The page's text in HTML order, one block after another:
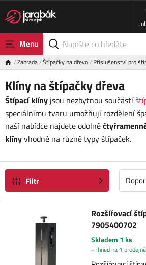
Menu
Zahrada Štípačky na dřevo Příslušenství pro
Klíny na štípačky dřeva
Štípací klíny jsou nezbytnou součástí
speciálnímu tvaru umožňují rozdělení
naší nabídce najdete odolné
klínyvhodné na různé typy štípaček.
Filtr
Rozšiřovací
7905400702
Skladem 1 ks
+ ihned na 1 prodejně